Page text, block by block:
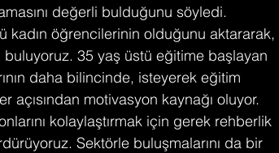
değerli bulduğunu söyledi.
kadın öğrencilerinin olduğunu aktararak,
buluyoruz. 35 yaş üstü eğitime başlayan
daha bilincinde, isteyerek eğitim
açısından motivasyon kaynağı oluyor.
kolaylaştırmak için gerek rehberlik
Sektörle buluşmalarını da bir